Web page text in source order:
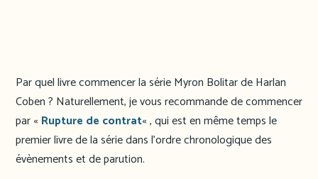
Par quel livre commencer la série Myron Bolitar de Harlan
Coben ? Naturellement, je vous recommande de commencer
par « Rupture de contrat« , qui est en même temps le
premier livre de la série dans l’ordre chronologique des
évènements et de parution.